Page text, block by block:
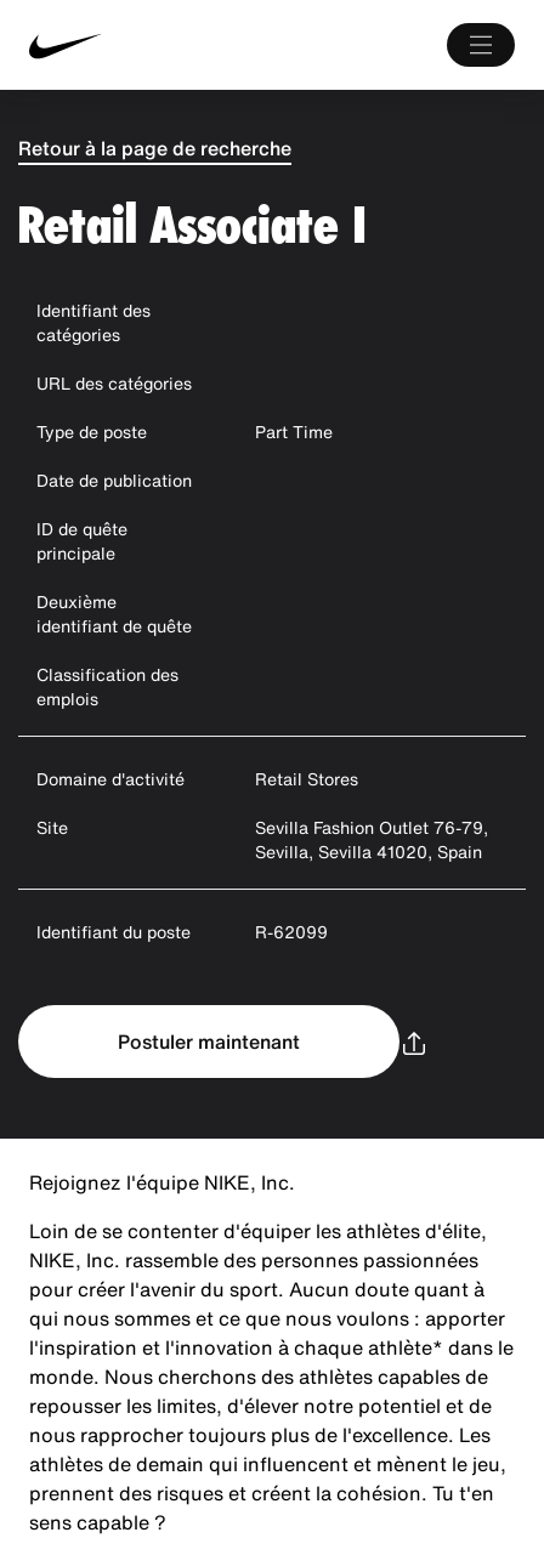
Retour à la page de recherche
Retail Associate I
Identifiant des
catégories
URL des catégories
Type de poste
Part Time
Date de publication
ID de quête
principale
Deuxième
identifiant de quête
Classification des
emplois
Domaine d'activité
Retail Stores
Site
Sevilla Fashion Outlet 76-79,
Sevilla, Sevilla 41020, Spain
Identifiant du poste R-62099
Postuler maintenant
Rejoignez l'équipe NIKE, Inc.
Loin de se contenter d'équiper les athlètes d'élite,
NIKE, Inc. rassemble des personnes passionnées
pour créer l'avenir du sport. Aucun doute quant à
qui nous sommes et ce que nous voulons : apporter
l'inspiration et l'innovation à chaque athlète* dans le
monde. Nous cherchons des athlètes capables de
repousser les limites, d'élever notre potentiel et de
nous rapprocher toujours plus de l'excellence. Les
athlètes de demain qui influencent et mènent le jeu,
prennent des risques et créent la cohésion. Tu t'en
sens capable ?